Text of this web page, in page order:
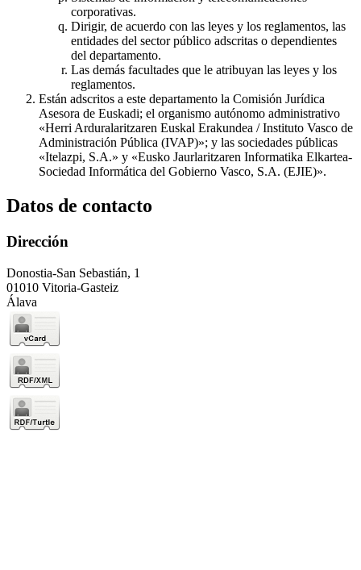
corporativas.
Dirigir, de acuerdo con las leyes y los reglamentos, las
entidades del sector público adscritas o dependientes
del departamento.
Las demás facultades que le atribuyan las leyes y los
reglamentos.
Están adscritos a este departamento la Comisión Jurídica
Asesora de Euskadi; el organismo autónomo administrativo
«Herri Arduralaritzaren Euskal Erakundea / Instituto Vasco de
Administración Pública (IVAP)»; y las sociedades públicas
«Itelazpi, S.A.» y «Eusko Jaurlaritzaren Informatika Elkartea-
Sociedad Informática del Gobierno Vasco, S.A. (EJIE)».
Datos de contacto
Dirección
Donostia-San Sebastián, 1
01010 Vitoria-Gasteiz
Álava